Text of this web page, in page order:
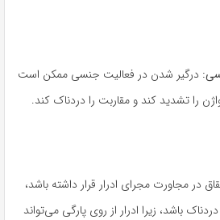
درگیر شدن در فعالیت جنسی ممکن است
را تشدید کند و مقاربت را دردناک کند.
در مجاورت مجرای ادرار قرار داشته باشد،
باشد، زیرا ادرار از روی پارگی می‌تواند